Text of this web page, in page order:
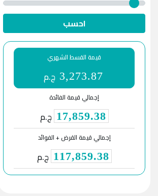
احسب
قيمة القسط الشهري
3,273.87 ج.م
إجمالي قيمة الفائدة
17,859.38 ج.م
إجمالي قيمة القرض + الفوائد
117,859.38 ج.م